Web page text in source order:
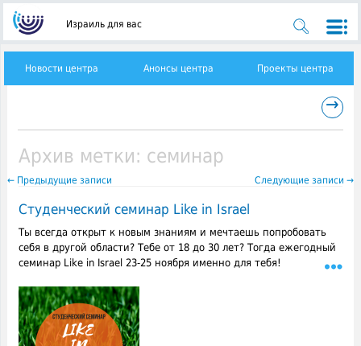
Израиль для вас
Новости центра Анонсы центра Проекты центра
→
Архив метки: семинар
←Предыдущие записи Следующие записи→
Студенческий семинар Like in Israel
Ты всегда открыт к новым знаниям и мечтаешь попробовать
себя в другой области? Тебе от 18 до 30 лет? Тогда ежегодный
семинар Like in Israel 23-25 ноября именно для тебя!